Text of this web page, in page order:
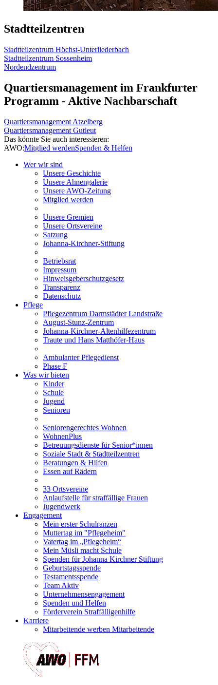
Stadtteilzentren
Stadtteilzentrum Höchst-Unterliederbach
Stadtteilzentrum Sossenheim
Nordendzentrum
Quartiersmanagement im Frankfurter
Programm - Aktive Nachbarschaft
Quartiersmanagement Atzelberg
Quartiersmanagement Gutleut
Das könnte Sie auch interessieren:
AWO:Mitglied werdenSpenden & Helfen
Wer wir sind
Unsere Geschichte
Unsere Ahnengalerie
Unsere AWO-Zeitung
Mitglied werden
Unsere Gremien
Unsere Ortsvereine
Satzung
Johanna-Kirchner-Stiftung
Betriebsrat
Impressum
Hinweisgeberschutzgesetz
Transparenz
Datenschutz
Pflege
Pflegezentrum Darmstädter Landstraße
August-Stunz-Zentrum
Johanna-Kirchner-Altenhilfezentrum
Traute und Hans Matthöfer-Haus
Ambulanter Pflegedienst
Phase F
Was wir bieten
Kinder
Schule
Jugend
Senioren
Seniorengerechtes Wohnen
WohnenPlus
Betreuungsdienste für Senior*innen
Soziale Stadt & Stadtteilzentren
Beratungen & Hilfen
Essen auf Rädern
33 Ortsvereine
Anlaufstelle für straffällige Frauen
Jugendwerk
Engagement
Mein erster Schulranzen
Muttertag im "Pflegeheim"
Vatertag im „Pflegeheim“
Mein Müsli macht Schule
Spenden für Johanna Kirchner Stiftung
Geburtstagsspende
Testamentsspende
Team Aktiv
Unternehmensengagement
Spenden und Helfen
Förderverein Straffälligenhilfe
Karriere
Mitarbeitende werben Mitarbeitende